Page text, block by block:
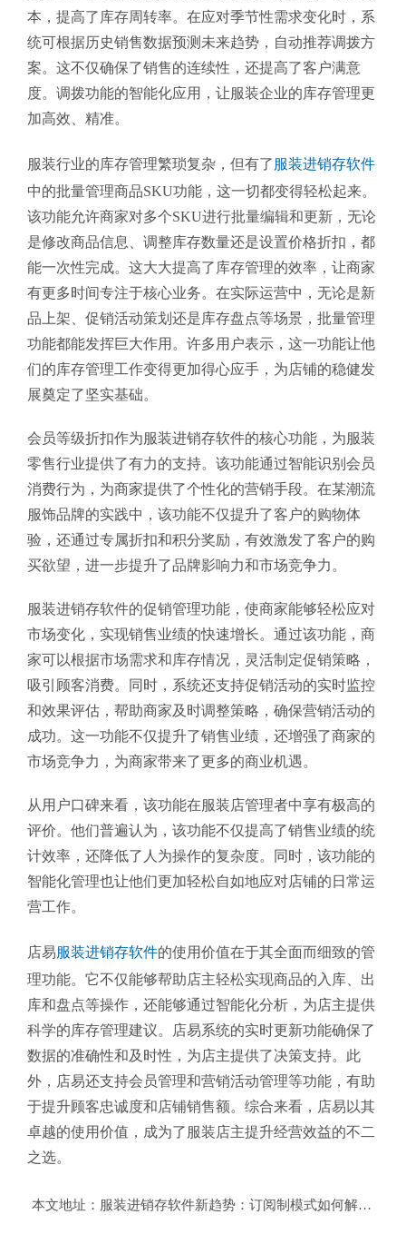
本，提高了库存周转率。在应对季节性需求变化时，系
统可根据历史销售数据预测未来趋势，自动推荐调拨方
案。这不仅确保了销售的连续性，还提高了客户满意
度。调拨功能的智能化应用，让服装企业的库存管理更
加高效、精准。
服装行业的库存管理繁琐复杂，但有了 服装进销存软件
中的批量管理商品SKU功能，这一切都变得轻松起来。
该功能允许商家对多个SKU进行批量编辑和更新，无论
是修改商品信息、调整库存数量还是设置价格折扣，都
能一次性完成。这大大提高了库存管理的效率，让商家
有更多时间专注于核心业务。在实际运营中，无论是新
品上架、促销活动策划还是库存盘点等场景，批量管理
功能都能发挥巨大作用。许多用户表示，这一功能让他
们的库存管理工作变得更加得心应手，为店铺的稳健发
展奠定了坚实基础。
会员等级折扣作为服装进销存软件的核心功能，为服装
零售行业提供了有力的支持。该功能通过智能识别会员
消费行为，为商家提供了个性化的营销手段。在某潮流
服饰品牌的实践中，该功能不仅提升了客户的购物体
验，还通过专属折扣和积分奖励，有效激发了客户的购
买欲望，进一步提升了品牌影响力和市场竞争力。
服装进销存软件的促销管理功能，使商家能够轻松应对
市场变化，实现销售业绩的快速增长。通过该功能，商
家可以根据市场需求和库存情况，灵活制定促销策略，
吸引顾客消费。同时，系统还支持促销活动的实时监控
和效果评估，帮助商家及时调整策略，确保营销活动的
成功。这一功能不仅提升了销售业绩，还增强了商家的
市场竞争力，为商家带来了更多的商业机遇。
从用户口碑来看，该功能在服装店管理者中享有极高的
评价。他们普遍认为，该功能不仅提高了销售业绩的统
计效率，还降低了人为操作的复杂度。同时，该功能的
智能化管理也让他们更加轻松自如地应对店铺的日常运
营工作。
店易服装进销存软件的使用价值在于其全面而细致的管
理功能。它不仅能够帮助店主轻松实现商品的入库、出
库和盘点等操作，还能够通过智能化分析，为店主提供
科学的库存管理建议。店易系统的实时更新功能确保了
数据的准确性和及时性，为店主提供了决策支持。此
外，店易还支持会员管理和营销活动管理等功能，有助
于提升顾客忠诚度和店铺销售额。综合来看，店易以其
卓越的使用价值，成为了服装店主提升经营效益的不二
之选。
本文地址： 服装进销存软件新趋势：订阅制模式如何解决中小